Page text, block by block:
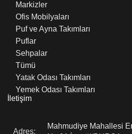
Markizler
Ofis Mobilyaları
Puf ve Ayna Takımları
Puflar
Sehpalar
Tümü
Yatak Odası Takımları
Yemek Odası Takımları
İletişim
Adres:
Mahmudiye Mahallesi